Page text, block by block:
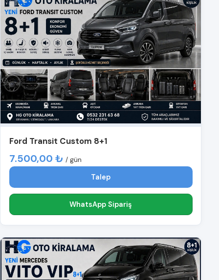
Ford Transit Custom 8+1
7.500,00 ₺ / gün
Talep
WhatsApp Sipariş